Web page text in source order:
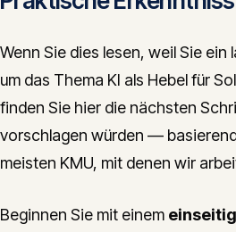
Wenn Sie dies lesen, weil Sie ein
um das Thema KI als Hebel für
finden Sie hier die nächsten
vorschlagen würden —
meisten KMU, mit denen wir
Beginnen Sie mit einem